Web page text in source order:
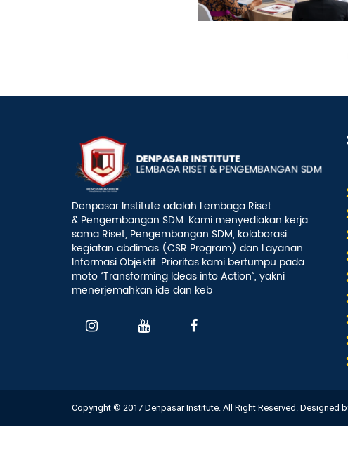
Denpasar Institute adalah Lembaga Riset
& Pengembangan SDM. Kami menyediakan kerja
sama Riset, Pengembangan SDM, kolaborasi
kegiatan abdimas (CSR Program) dan Layanan
Informasi Objektif. Prioritas kami bertumpu pada
moto “Transforming Ideas into Action”, yakni
menerjemahkan ide dan keb
Copyright © 2017 Denpasar Institute. All Right Reserved. Designed